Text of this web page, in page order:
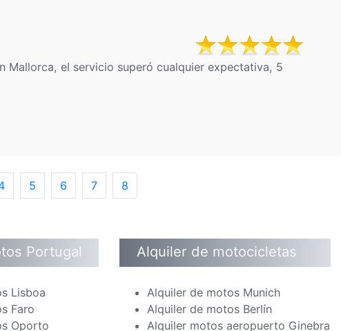
Mallorca, el servicio superó cualquier expectativa, 5
5 6 7 8
Portugal
Lisboa
Faro
Oporto
Alquiler de motocicletas
Alquiler de motos Munich
Alquiler de motos Berlín
Alquiler motos aeropuerto Ginebra